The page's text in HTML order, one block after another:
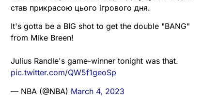
став прикрасою цього ігрового дня.
It's gotta be a BIG shot to get the double "BANG"
from Mike Breen!
Julius Randle's game-winner tonight was that.
pic.twitter.com/QW5f1geoSp
— NBA (@NBA) March 4, 2023